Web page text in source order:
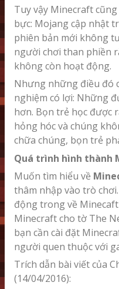
Tuy vậy Minecraft
bực: Mojang cập nhật
phiên bản mới không
người chơi than phiền
không còn hoạt động.
Nhưng những điều đó
nghiệm có lợi: Những
hơn. Bọn trẻ học được
hỏng hóc và chúng
chữa chúng, bọn trẻ
Quá trình hình thành
Muốn tìm hiểu về
thâm nhập vào trò
động trong về
Minecraft cho tờ The
bạn cần cài đặt
người quen thuộc với
Trích dẫn bài viết của
(14/04/2016):